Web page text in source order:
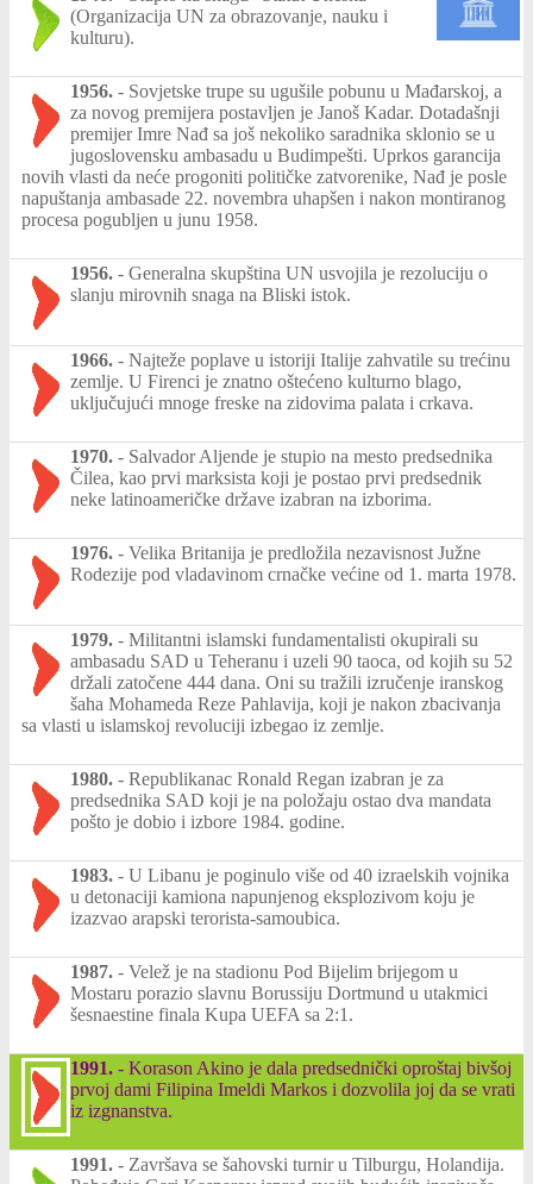
(Organizacija UN za obrazovanje, nauku i
kulturu).
1956. - Sovjetske trupe su ugušile pobunu u Mađarskoj, a
za novog premijera postavljen je Janoš Kadar. Dotadašnji
premijer Imre Nađ sa još nekoliko saradnika sklonio se u
jugoslovensku ambasadu u Budimpešti. Uprkos garancija
novih vlasti da neće progoniti političke zatvorenike, Nađ je posle
napuštanja ambasade 22. novembra uhapšen i nakon montiranog
procesa pogubljen u junu 1958.
1956. - Generalna skupština UN usvojila je rezoluciju o
slanju mirovnih snaga na Bliski istok.
1966. - Najteže poplave u istoriji Italije zahvatile su trećinu
zemlje. U Firenci je znatno oštećeno kulturno blago,
uključujući mnoge freske na zidovima palata i crkava.
1970. - Salvador Aljende je stupio na mesto predsednika
Čilea, kao prvi marksista koji je postao prvi predsednik
neke latinoameričke države izabran na izborima.
1976. - Velika Britanija je predložila nezavisnost Južne
Rodezije pod vladavinom crnačke većine od 1. marta 1978.
1979. - Militantni islamski fundamentalisti okupirali su
ambasadu SAD u Teheranu i uzeli 90 taoca, od kojih su 52
držali zatočene 444 dana. Oni su tražili izručenje iranskog
šaha Mohameda Reze Pahlavija, koji je nakon zbacivanja
sa vlasti u islamskoj revoluciji izbegao iz zemlje.
1980. - Republikanac Ronald Regan izabran je za
predsednika SAD koji je na položaju ostao dva mandata
pošto je dobio i izbore 1984. godine.
1983. - U Libanu je poginulo više od 40 izraelskih vojnika
u detonaciji kamiona napunjenog eksplozivom koju je
izazvao arapski terorista-samoubica.
1987. - Velež je na stadionu Pod Bijelim brijegom u
Mostaru porazio slavnu Borussiju Dortmund u utakmici
šesnaestine finala Kupa UEFA sa 2:1.
1991. - Korason Akino je dala predsednički oproštaj bivšoj
prvoj dami Filipina Imeldi Markos i dozvolila joj da se vrati
iz izgnanstva.
1991. - Završava se šahovski turnir u Tilburgu, Holandija.